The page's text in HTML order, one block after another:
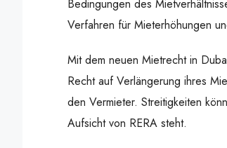
Bedingungen des
Verfahren für Mieterhöhungen
Mit dem neuen Mietrecht in
Recht auf Verlängerung ihres
den Vermieter. Streitigkeiten
Aufsicht von RERA steht.